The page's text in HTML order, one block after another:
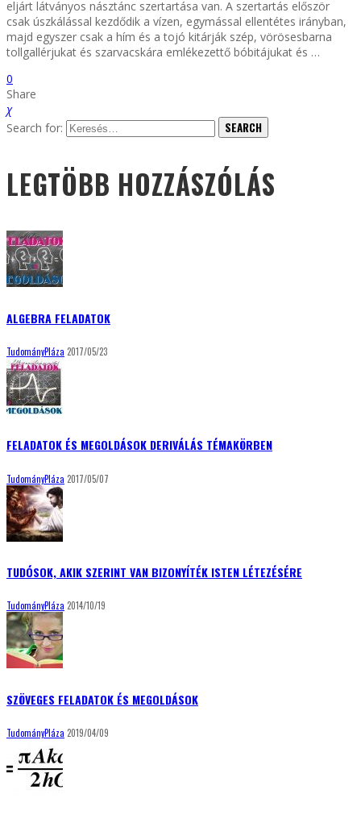
eljárt látványos násztánc szertartása van. A szertartás először
csak úszkálással kezdődik a vízen, egymással ellentétes irányban,
majd egyszer csak a hím és a tojó kitárják szép, vörösesbarna
tollgallérjukat és szarvacskára emlékezettő bóbitájukat és …
0
Share
Search for:
LEGTÖBB HOZZÁSZÓLÁS
ALGEBRA FELADATOK
TudományPláza 2017/05/23
FELADATOK ÉS MEGOLDÁSOK DERIVÁLÁS TÉMAKÖRBEN
TudományPláza 2017/05/07
TUDÓSOK, AKIK SZERINT VAN BIZONYÍTÉK ISTEN LÉTEZÉSÉRE
TudományPláza 2014/10/19
SZÖVEGES FELADATOK ÉS MEGOLDÁSOK
TudományPláza 2019/04/09